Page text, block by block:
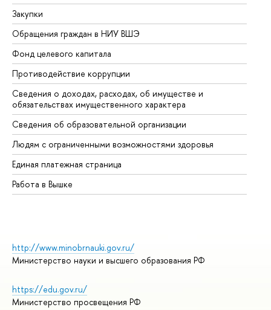
Закупки
Обращения граждан в НИУ ВШЭ
Фонд целевого капитала
Противодействие коррупции
Сведения о доходах, расходах, об имуществе и
обязательствах имущественного характера
Сведения об образовательной организации
Людям с ограниченными возможностями здоровья
Единая платежная страница
Работа в Вышке
http://www.minobrnauki.gov.ru/
Министерство науки и высшего образования РФ
https://edu.gov.ru/
Министерство просвещения РФ